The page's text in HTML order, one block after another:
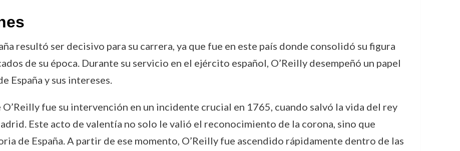
resultó ser decisivo para su carrera, ya que fue en este país donde consolidó su figura
de su época. Durante su servicio en el ejército español, O’Reilly desempeñó un papel
España y sus intereses.
fue su intervención en un incidente crucial en 1765, cuando salvó la vida del rey
Este acto de valentía no solo le valió el reconocimiento de la corona, sino que
de España. A partir de ese momento, O’Reilly fue ascendido rápidamente dentro de las